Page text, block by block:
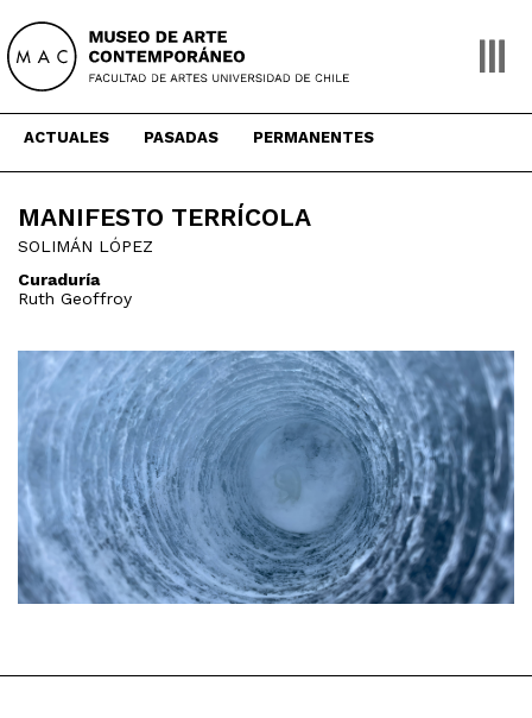
content
ACTUALES PASADAS PERMANENTES
MANIFESTO TERRÍCOLA
SOLIMÁN LÓPEZ
Curaduría
Ruth Geoffroy